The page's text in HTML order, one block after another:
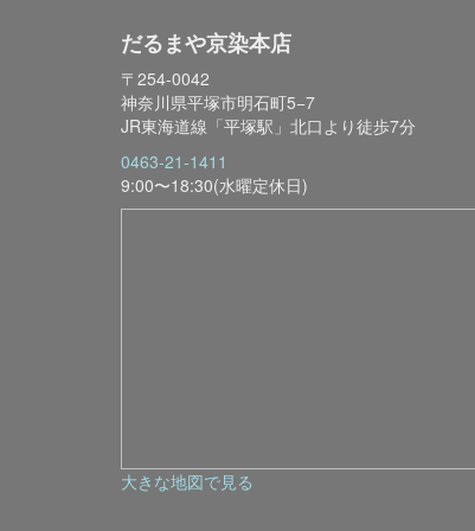
だるまや京染本店
〒254-0042
神奈川県平塚市明石町5−7
JR東海道線「平塚駅」北口より徒歩7分
0463-21-1411
9:00〜18:30(水曜定休日)
大きな地図で見る